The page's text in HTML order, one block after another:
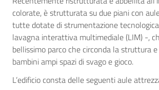
colorate, è strutturata su due piani con
tutte dotate di strumentazione
lavagna interattiva multimediale (LIM) -,
bellissimo parco che circonda la struttura
bambini ampi spazi di svago e gioco.
L’edificio consta delle seguenti aule